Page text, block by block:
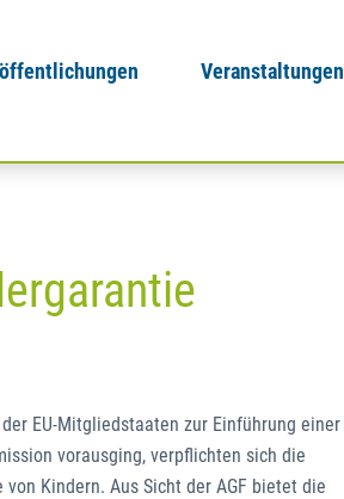
Veranstaltungen
EU-Mitgliedstaaten zur Einführung einer
vorausging, verpflichten sich die
Kindern. Aus Sicht der AGF bietet die